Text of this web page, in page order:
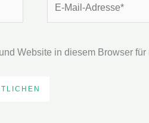
Mail-
Website in diesem Browser